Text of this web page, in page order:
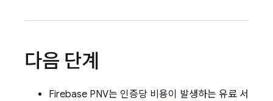
다음 단계
Firebase PNV는 인증당 비용이 발생하는 유료 서